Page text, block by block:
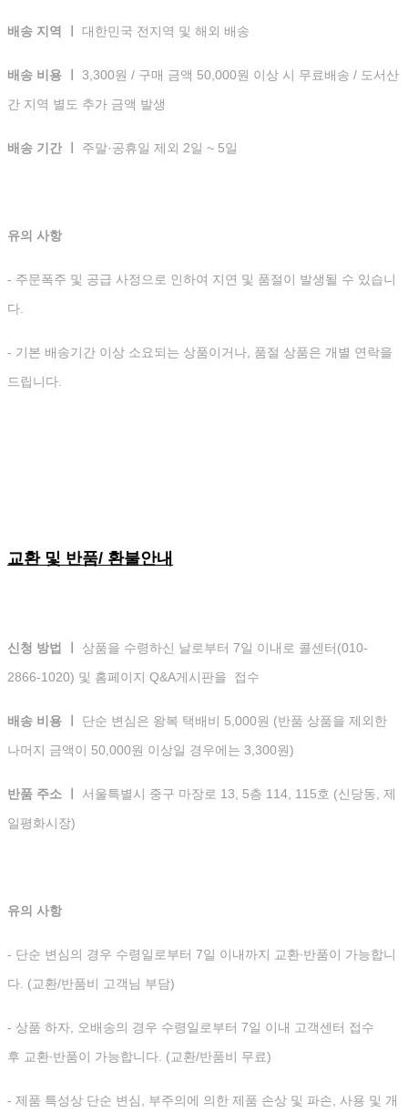
배송 지역 ㅣ 대한민국 전지역 및 해외 배송
배송 비용 ㅣ 3,300원 / 구매 금액 50,000원 이상 시 무료배송 / 도서산
간 지역 별도 추가 금액 발생
배송 기간 ㅣ 주말·공휴일 제외 2일 ~ 5일
유의 사항
- 주문폭주 및 공급 사정으로 인하여 지연 및 품절이 발생될 수 있습니
다.
- 기본 배송기간 이상 소요되는 상품이거나, 품절 상품은 개별 연락을
드립니다.
교환 및 반품/ 환불안내
신청 방법 ㅣ 상품을 수령하신 날로부터 7일 이내로 콜센터(010-
2866-1020) 및 홈페이지 Q&A게시판을 접수
배송 비용 ㅣ
단순 변심은 왕복 택배비 5,000원 (반품 상품을 제외한
나머지 금액이 50,000원 이상일 경우에는 3,300원)
반품 주소 ㅣ 서울특별시 중구 마장로 13, 5층 114, 115호 (신당동, 제
일평화시장)
유의 사항
- 단순 변심의 경우 수령일로부터 7일 이내까지 교환∙반품이 가능합니
다. (교환/반품비 고객님 부담)
- 상품 하자, 오배송의 경우 수령일로부터 7일 이내 고객센터 접수
후 교환∙반품이 가능합니다. (교환/반품비 무료)
- 제품 특성상 단순 변심, 부주의에 의한 제품 손상 및 파손, 사용 및 개